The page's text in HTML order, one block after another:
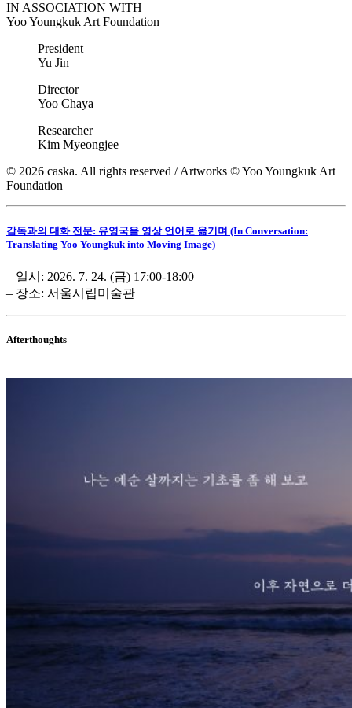
IN ASSOCIATION WITH
Yoo Youngkuk Art Foundation
President
Yu Jin
Director
Yoo Chaya
Researcher
Kim Myeongjee
© 2026 caska. All rights reserved / Artworks © Yoo Youngkuk Art
Foundation
감독과의 대화 전문: 유영국을 영상 언어로 옮기며 (In Conversation:
Translating Yoo Youngkuk into Moving Image)
– 일시: 2026. 7. 24. (금) 17:00-18:00
– 장소: 서울시립미술관
Afterthoughts